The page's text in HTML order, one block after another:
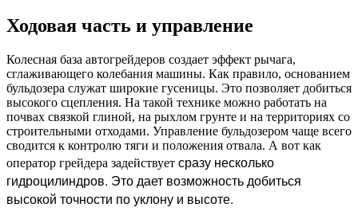
Ходовая часть и управление
Колесная база автогрейдеров создает эффект рычага,
сглаживающего колебания машины. Как правило, основанием
бульдозера служат широкие гусеницы. Это позволяет добиться
высокого сцепления. На такой технике можно работать на
почвах связкой глиной, на рыхлом грунте и на территориях со
строительными отходами. Управление бульдозером чаще всего
сводится к контролю тяги и положения отвала. А вот как
оператор грейдера задействует сразу несколько
гидроцилиндров. Это дает возможность добиться
высокой точности по уклону и высоте.